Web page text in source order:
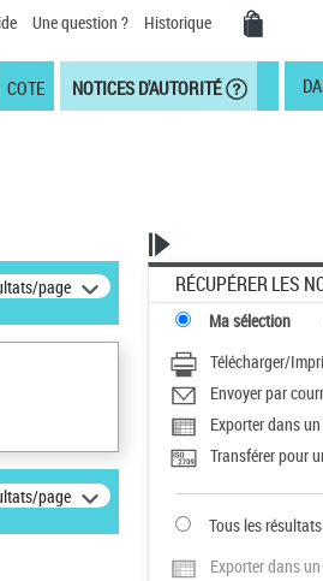
Une question ? Historique
COTE NOTICES D'AUTORITÉ
page
page
RÉCUPÉRER LES
Ma sélection
Télécharger/
Envoyer par
Exporter dans
Transférer pour
Tous les résultats
Exporter dans